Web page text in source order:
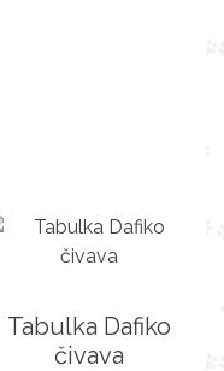
Tabulka Dafiko
čivava